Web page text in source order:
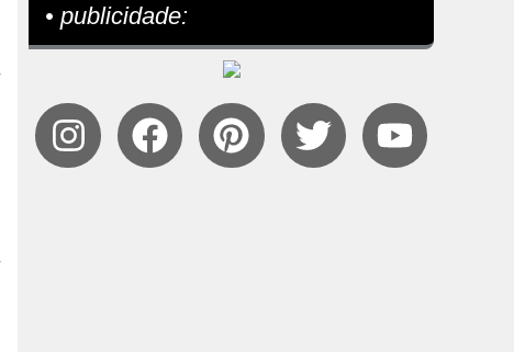
• publicidade: